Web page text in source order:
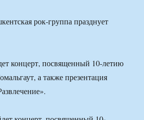
концерт, посвященный 10-летию
а также презентация